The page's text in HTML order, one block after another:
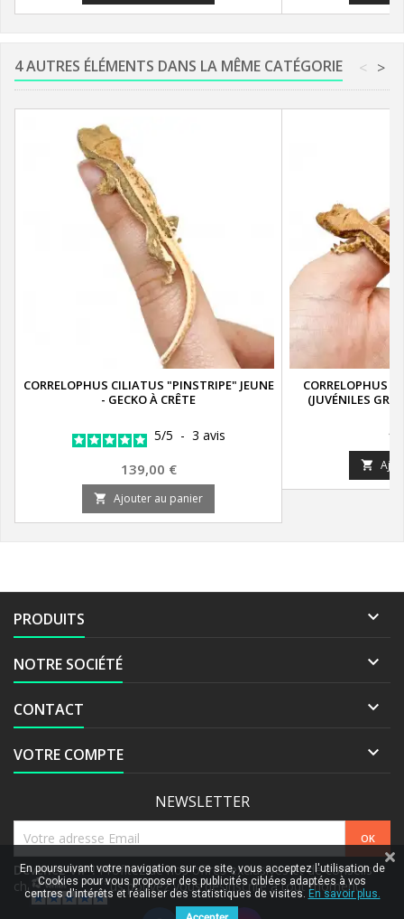
4 AUTRES ÉLÉMENTS DANS LA MÊME CATÉGORIE >
<
CORRELOPHUS CILIATUS "PINSTRIPE" JEUNE
- GECKO À CRÊTE
5/5 - 3 avis
Prix
139,00 €
 Ajouter au panier
CORRELOPHUS
(JUVÉNILES

PRODUITS 
NOTRE SOCIÉTÉ 
CONTACT 
VOTRE COMPTE 
NEWSLETTER
Devenez VIP !Profitez de nos offres exclusives et de conseils
chaque mois. Vous pouvez vous désinscrire à tout moment.
En poursuivant votre navigation sur ce site, vous acceptez l'utilisation de
Cookies pour vous proposer des publicités ciblées adaptées à vos
centres d'intérêts et réaliser des statistiques de visites. En savoir plus.